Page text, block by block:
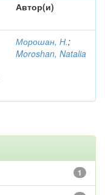
Автор(и)
Морошан, Н.;
Moroshan, Natalia
1